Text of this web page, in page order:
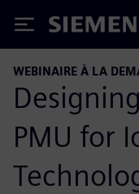
Siemens
WEBINAIRE À LA
PMU for